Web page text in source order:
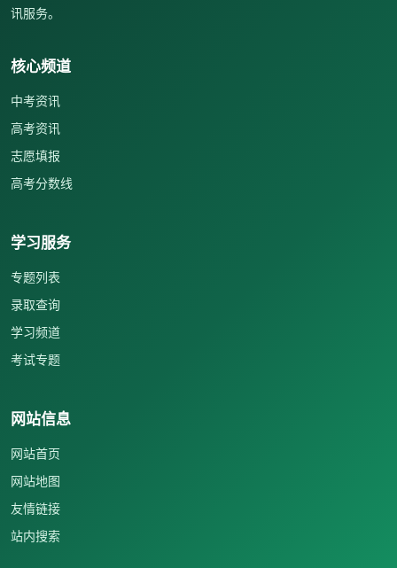
讯服务。
核心频道
中考资讯
高考资讯
志愿填报
高考分数线
学习服务
专题列表
录取查询
学习频道
考试专题
网站信息
网站首页
网站地图
友情链接
站内搜索